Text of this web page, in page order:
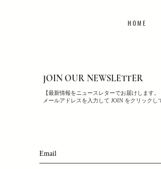
H O M E
JOIN OUR NEWSLETTER
【最新情報をニュースレターでお届けします。
メールアドレスを入力して JOIN をクリックし